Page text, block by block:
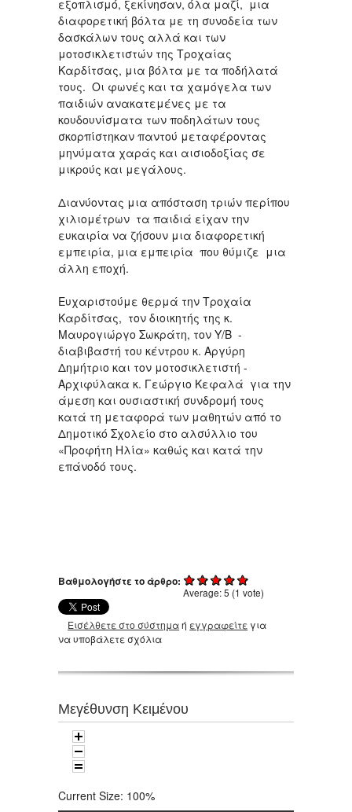
εξοπλισμό, ξεκίνησαν, όλα μαζί, μια
διαφορετική βόλτα με τη συνοδεία των
δασκάλων τους αλλά και των
μοτοσικλετιστών της Τροχαίας
Καρδίτσας, μια βόλτα με τα ποδήλατά
τους. Οι φωνές και τα χαμόγελα των
παιδιών ανακατεμένες με τα
κουδουνίσματα των ποδηλάτων τους
σκορπίστηκαν παντού μεταφέροντας
μηνύματα χαράς και αισιοδοξίας σε
μικρούς και μεγάλους.
Διανύοντας μια απόσταση τριών περίπου
χιλιομέτρων τα παιδιά είχαν την
ευκαιρία να ζήσουν μια διαφορετική
εμπειρία, μια εμπειρία που θύμιζε μια
άλλη εποχή.
Ευχαριστούμε θερμά την Τροχαία
Καρδίτσας, τον διοικητής της κ.
Μαυρογιώργο Σωκράτη, τον Υ/Β -
διαβιβαστή του κέντρου κ. Αργύρη
Δημήτριο και τον μοτοσικλετιστή -
Αρχιφύλακα κ. Γεώργιο Κεφαλά για την
άμεση και ουσιαστική συνδρομή τους
κατά τη μεταφορά των μαθητών από το
Δημοτικό Σχολείο στο αλσύλλιο του
«Προφήτη Ηλία» καθώς και κατά την
επάνοδό τους.
Βαθμολογήστε το άρθρο:
Average:5 (1 vote)
Εισέλθετε στο σύστημαή εγγραφείτε για
να υποβάλετε σχόλια
Μεγέθυνση Κειμένου
Current Size: 100%